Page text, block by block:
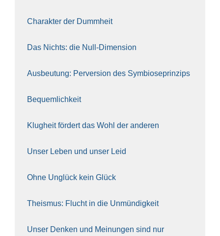
Cha­rak­ter der Dumm­heit
Das Nichts: die Null-Dimen­si­on
Aus­beu­tung: Per­ver­si­on des Sym­bio­se­prin­zips
Bequem­lich­keit
Klug­heit för­dert das Wohl der ande­ren
Unser Leben und unser Leid
Ohne Unglück kein Glück
The­is­mus: Flucht in die Unmün­dig­keit
Unser Den­ken und Mei­nun­gen sind nur